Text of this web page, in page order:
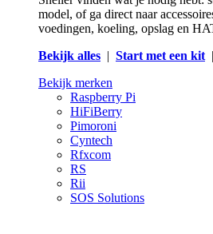
model, of ga direct naar
voedingen, koeling, opslag en
Bekijk alles | Start met een kit|
Bekijk merken
Raspberry Pi
HiFiBerry
Pimoroni
Cyntech
Rfxcom
RS
Rii
SOS Solutions